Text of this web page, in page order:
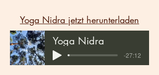
Yoga Nidra jetzt herunterladen
Yoga Nidra
-27:12